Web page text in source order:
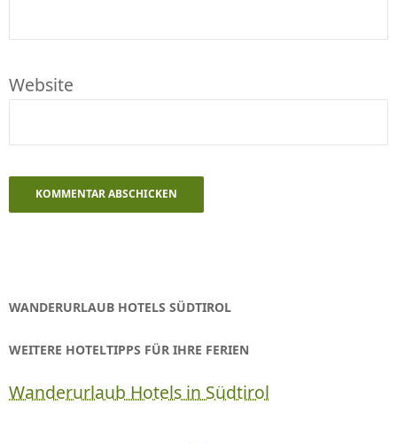
Website
WANDERURLAUB HOTELS SÜDTIROL
WEITERE HOTELTIPPS FÜR IHRE FERIEN
Wanderurlaub Hotels in Südtirol